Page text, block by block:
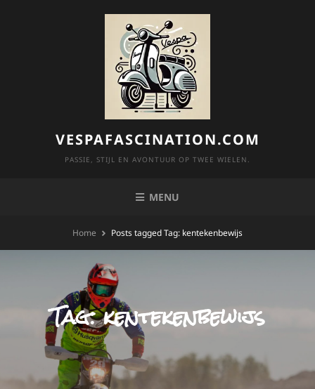
VESPAFASCINATION.COM
PASSIE, STIJL EN AVONTUUR OP TWEE WIELEN.
MENU
Home Posts taggedTag: kentekenbewijs
Tag:kentekenbewijs